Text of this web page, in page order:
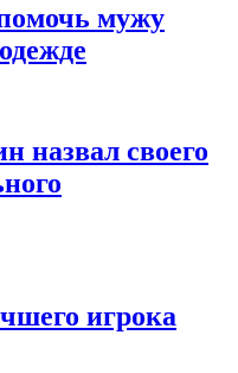
мужу
назвал своего
игрока